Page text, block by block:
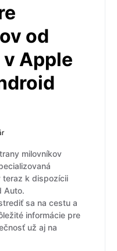
od
Apple
milovníkov
teraz k dispozícii
Auto.
sa na cestu a
informácie pre
už aj na